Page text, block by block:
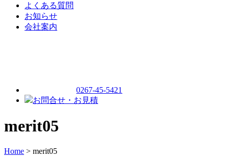
よくある質問
お知らせ
会社案内
0267-45-5421
お問合せ・お見積
merit05
Home > merit05